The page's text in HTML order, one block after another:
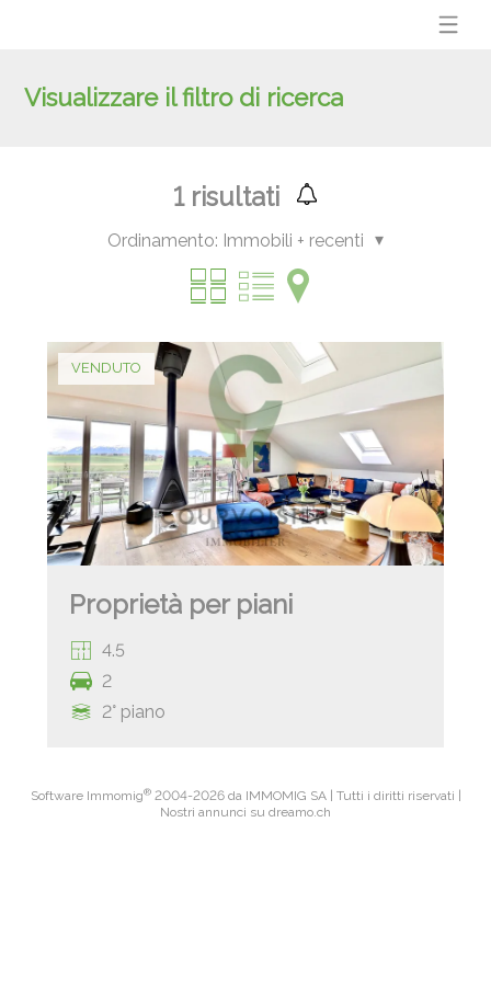
Visualizzare il filtro di ricerca
1risultati
Ordinamento: Immobili + recenti
VENDUTO
Proprietà per piani
4.5
2
2° piano
Software Immomig®2004-2026 da IMMOMIG SA | Tutti i diritti riservati |
Nostri annunci su dreamo.ch